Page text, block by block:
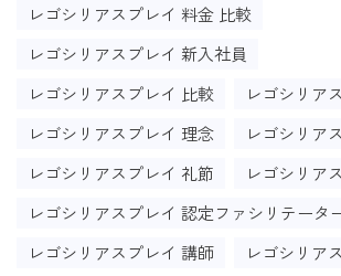
レゴシリアスプレイ 料金 比較
レゴシリアスプレイ 新入社員
レゴシリアスプレイ 比較
レゴシリア
レゴシリアスプレイ 理念
レゴシリア
レゴシリアスプレイ 礼節
レゴシリア
レゴシリアスプレイ 認定ファシリテータ
レゴシリアスプレイ 講師
レゴシリア